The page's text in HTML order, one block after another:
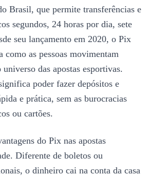
Brasil, que permite transferências e
segundos, 24 horas por dia, sete
seu lançamento em 2020, o Pix
as pessoas movimentam
das apostas esportivas.
poder fazer depósitos e
e prática, sem as burocracias
ou cartões.
do Pix nas apostas
Diferente de boletos ou
o dinheiro cai na conta da casa